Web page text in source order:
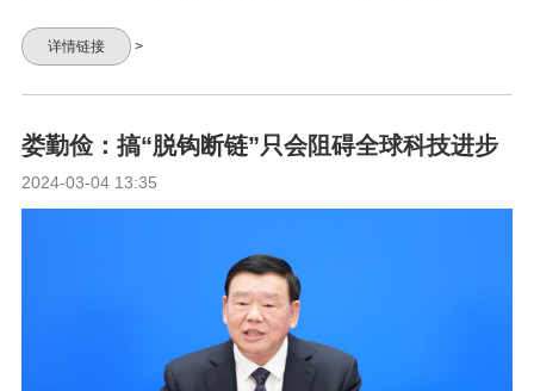
详情链接 >
娄勤俭：搞“脱钩断链”只会阻碍全球科技进步
2024-03-04 13:35